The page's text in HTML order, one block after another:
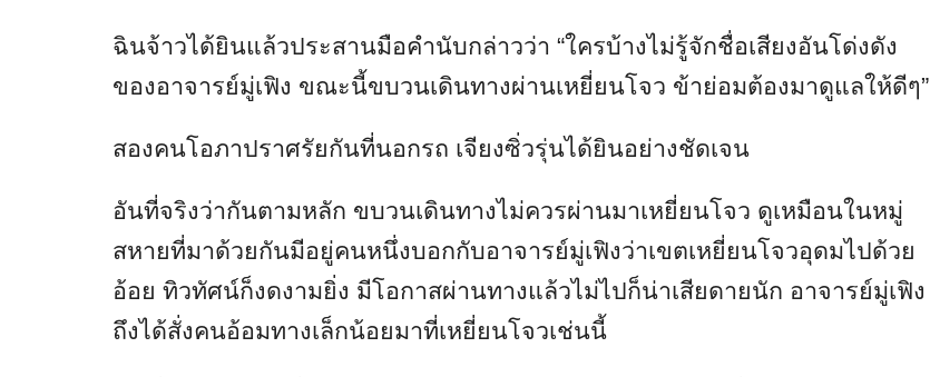
ฉินจ้าวได้ยินแล้วประสานมือคำนับกล่าวว่า “ใครบ้างไม่รู้จักชื่อเสียงอันโด่งดัง
ของอาจารย์มู่เฟิง ขณะนี้ขบวนเดินทางผ่านเหยี่ยนโจว ข้าย่อมต้องมาดูแลให้ดีๆ”
สองคนโอภาปราศรัยกันที่นอกรถ เจียงซิ่วรุ่นได้ยินอย่างชัดเจน
อันที่จริงว่ากันตามหลัก ขบวนเดินทางไม่ควรผ่านมาเหยี่ยนโจว ดูเหมือนในหมู่
สหายที่มาด้วยกันมีอยู่คนหนึ่งบอกกับอาจารย์มู่เฟิงว่าเขตเหยี่ยนโจวอุดมไปด้วย
อ้อย ทิวทัศน์ก็งดงามยิ่ง มีโอกาสผ่านทางแล้วไม่ไปก็น่าเสียดายนัก อาจารย์มู่เฟิง
ถึงได้สั่งคนอ้อมทางเล็กน้อยมาที่เหยี่ยนโจวเช่นนี้